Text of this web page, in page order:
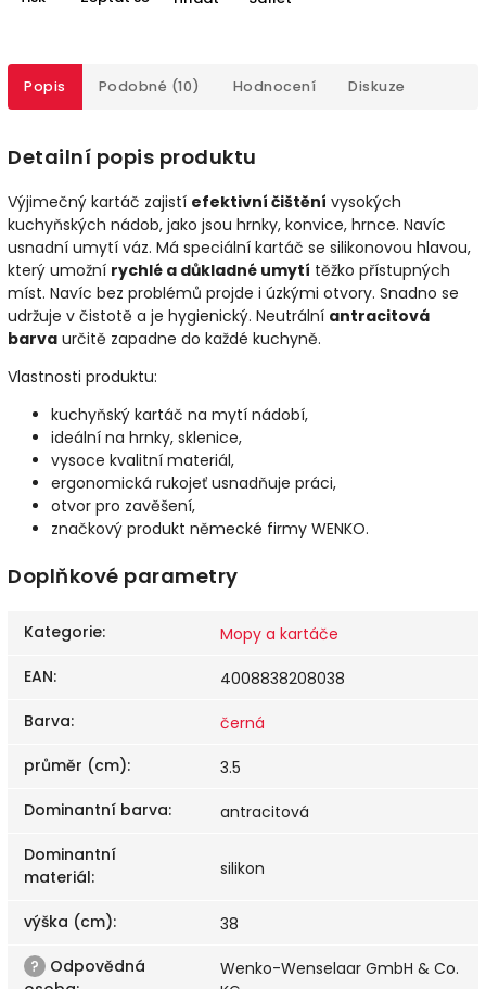
Popis Podobné (10) Hodnocení Diskuze
Detailní popis produktu
Výjimečný kartáč zajistí efektivní čištění vysokých
kuchyňských nádob, jako jsou hrnky, konvice, hrnce. Navíc
usnadní umytí váz. Má speciální kartáč se silikonovou hlavou,
který umožní rychlé a důkladné umytí těžko přístupných
míst. Navíc bez problémů projde i úzkými otvory. Snadno se
udržuje v čistotě a je hygienický. Neutrální antracitová
barva určitě zapadne do každé kuchyně.
Vlastnosti produktu:
kuchyňský kartáč na mytí nádobí,
ideální na hrnky, sklenice,
vysoce kvalitní materiál,
ergonomická rukojeť usnadňuje práci,
otvor pro zavěšení,
značkový produkt německé firmy WENKO.
Doplňkové parametry
Kategorie:
Mopy a kartáče
EAN:
4008838208038
Barva:
černá
průměr (cm):
3.5
Dominantní barva:
antracitová
Dominantní
materiál: silikon
výška (cm):
38
? Odpovědná
Wenko-Wenselaar GmbH & Co.